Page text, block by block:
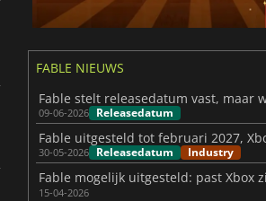
FABLE NIEUWS
09-06-2026 Releasedatum
30-05-2026 Releasedatum Industry
15-04-2026